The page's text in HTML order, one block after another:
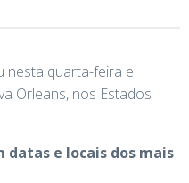
nesta quarta-feira e
Orleans, nos Estados
e locais dos mais